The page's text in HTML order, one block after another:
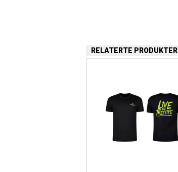
RELATERTE PRODUKTER